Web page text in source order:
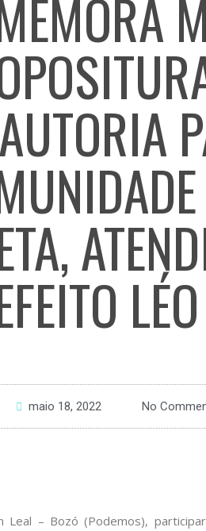
AUTORIA
maio 18, 2022 No
Leal – Bozó (Podemos),